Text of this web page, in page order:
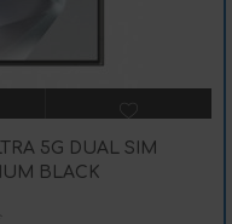
5G DUAL SIM
BLACK